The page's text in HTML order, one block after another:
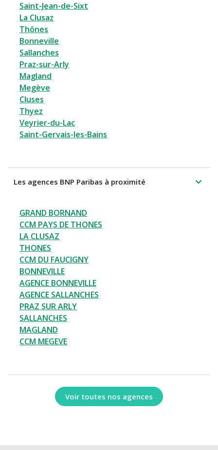
Saint-Jean-de-Sixt
La Clusaz
Thônes
Bonneville
Sallanches
Praz-sur-Arly
Magland
Megève
Cluses
Thyez
Veyrier-du-Lac
Saint-Gervais-les-Bains
Les agences BNP Paribas à proximité
GRAND BORNAND
CCM PAYS DE THONES
LA CLUSAZ
THONES
CCM DU FAUCIGNY
BONNEVILLE
AGENCE BONNEVILLE
AGENCE SALLANCHES
PRAZ SUR ARLY
SALLANCHES
MAGLAND
CCM MEGEVE
Voir toutes nos agences